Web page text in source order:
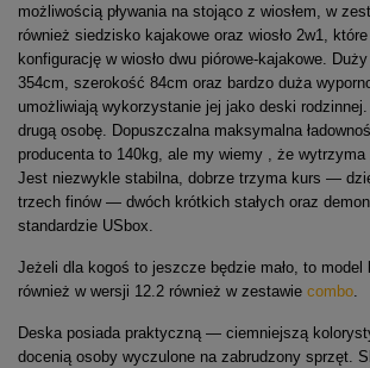
możliwością pływania na stojąco z wiosłem, w
również siedzisko kajakowe oraz wiosło 2w1,
konfigurację w wiosło dwu piórowe-kajakowe.
354cm, szerokość 84cm oraz bardzo duża
umożliwiają wykorzystanie jej jako deski
drugą osobę. Dopuszczalna maksymalna
producenta to 140kg, ale my wiemy , że
Jest niezwykle stabilna, dobrze trzyma kurs —
trzech finów — dwóch krótkich stałych oraz
standardzie USbox.
Jeżeli dla kogoś to jeszcze będzie mało, to model
również w wersji 12.2 również w zestawie combo.
Deska posiada praktyczną — ciemniejszą
docenią osoby wyczulone na zabrudzony sprzęt.